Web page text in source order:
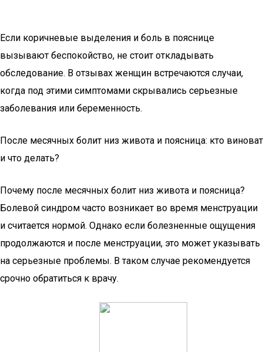
Если коричневые выделения и боль в пояснице
вызывают беспокойство, не стоит откладывать
обследование. В отзывах женщин встречаются случаи,
когда под этими симптомами скрывались серьезные
заболевания или беременность.
После месячных болит низ живота и поясница: кто виноват
и что делать?
Почему после месячных болит низ живота и поясница?
Болевой синдром часто возникает во время менструации
и считается нормой. Однако если болезненные ощущения
продолжаются и после менструации, это может указывать
на серьезные проблемы. В таком случае рекомендуется
срочно обратиться к врачу.